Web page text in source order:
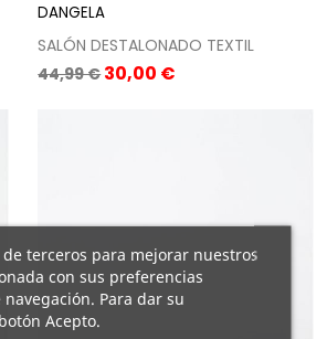
DANGELA
SALÓN DESTALONADO TEXTIL
Precio
44,99 €Precio
30,00 €
terceros para mejorar nuestros
con sus preferencias
Para dar su
Acepto.